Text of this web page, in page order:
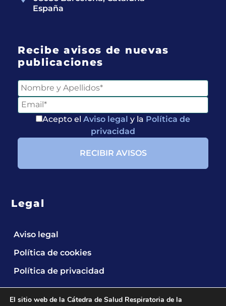
España
Recibe avisos de nuevas
publicaciones
Acepto el Aviso legal y la Política de
privacidad
Legal
Aviso legal
Política de cookies
Política de privacidad
El sitio web de la Cátedra de Salud Respiratoria de la